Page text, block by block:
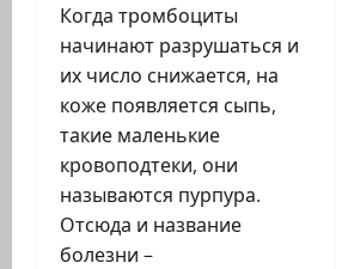
Когда тромбоциты
начинают разрушаться и
их число снижается, на
коже появляется сыпь,
такие маленькие
кровоподтеки, они
называются пурпура.
Отсюда и название
болезни –